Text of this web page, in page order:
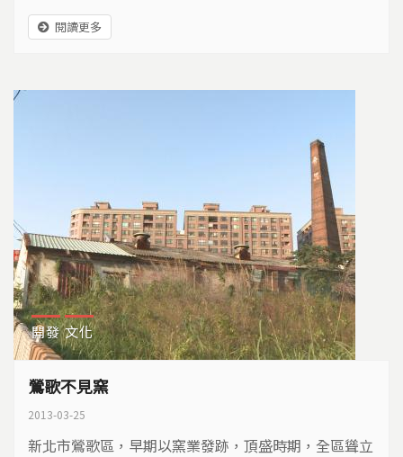
題，總是在熟睡當中，被嗆鼻的氣味臭醒，只能緊閉門
窗。居民們追查臭氣來源，推測污染源應該是隱藏在山
閱讀更多
開發 文化
鶯歌不見窯
2013-03-25
新北市鶯歌區，早期以窯業發跡，頂盛時期，全區聳立